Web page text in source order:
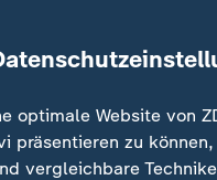
Stade sind fünf
zum Teil schwer
fielen die Schüsse in
optimale Website von
präsentieren zu
vergleichbare